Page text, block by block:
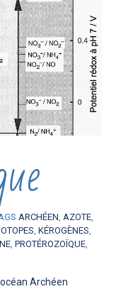
ARCHÉEN, AZOTE,
, KÉROGÈNES,
, PROTÉROZOÏQUE,
Archéen